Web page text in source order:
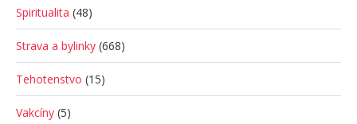
Spiritualita (48)
Strava a bylinky (668)
Tehotenstvo (15)
Vakcíny (5)